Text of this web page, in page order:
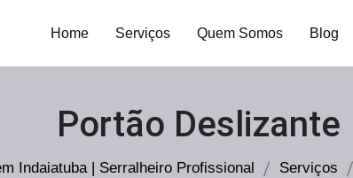
Home Serviços Quem Somos Blog
Portão Deslizante
Indaiatuba | Serralheiro Profissional Serviços
saiba mais